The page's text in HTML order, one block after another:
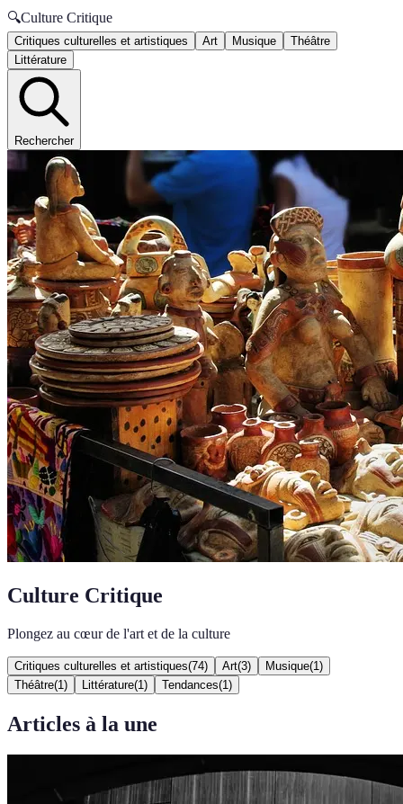
🔍Culture Critique
Critiques culturelles et artistiques Art Musique
Théâtre
Littérature
Rechercher
Culture Critique
Plongez au cœur de l'art et de la culture
Critiques culturelles et artistiques(74) Art(3) Musique(1 )
Théâtre(1 ) Littérature(1 ) Tendances(1 )
Articles à la une